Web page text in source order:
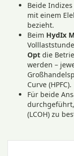
Beide
mit einem
bezieht.
Beim HydIx
Opt die
werden –
Curve (HPFC).
Für beide
(LCOH) zu